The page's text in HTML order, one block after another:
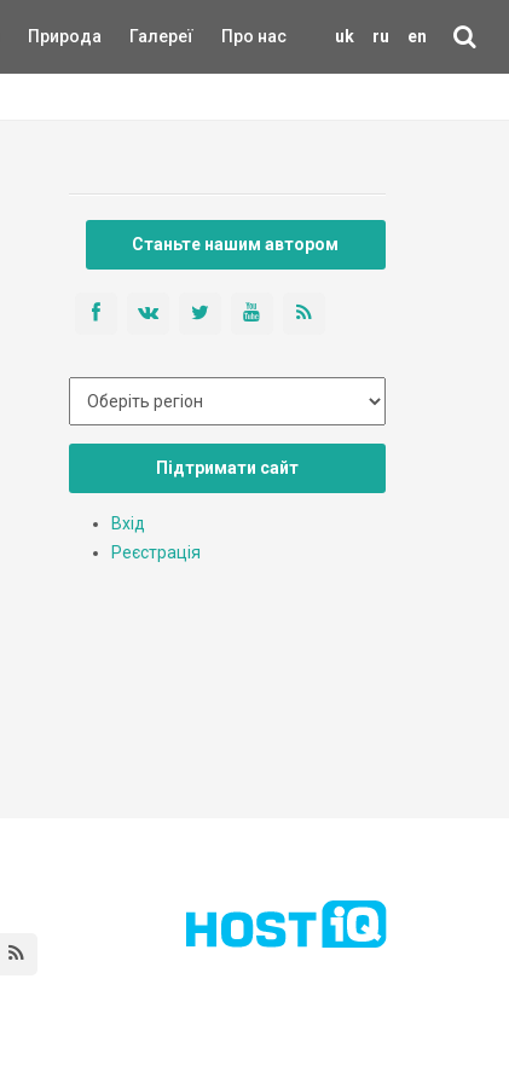
uk ru en
Природа Галереї Про нас
Станьте нашим автором
Підтримати сайт
Вхід
Реєстрація